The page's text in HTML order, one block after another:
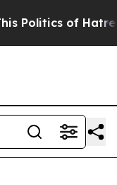
of Hatred”